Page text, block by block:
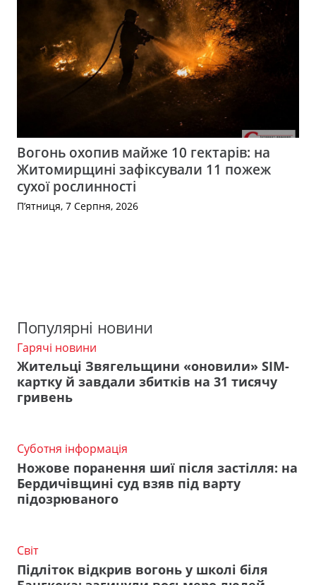
Вогонь охопив майже 10 гектарів: на
Житомирщині зафіксували 11 пожеж
сухої рослинності
П’ятниця, 7 Серпня, 2026
Популярні новини
Гарячі новини
Жительці Звягельщини «оновили» SIM-
картку й завдали збитків на 31 тисячу
гривень
Суботня інформація
Ножове поранення шиї після застілля: на
Бердичівщині суд взяв під варту
підозрюваного
Світ
Підліток відкрив вогонь у школі біля